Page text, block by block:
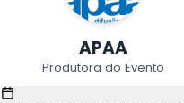
APAA
Produtora do Evento